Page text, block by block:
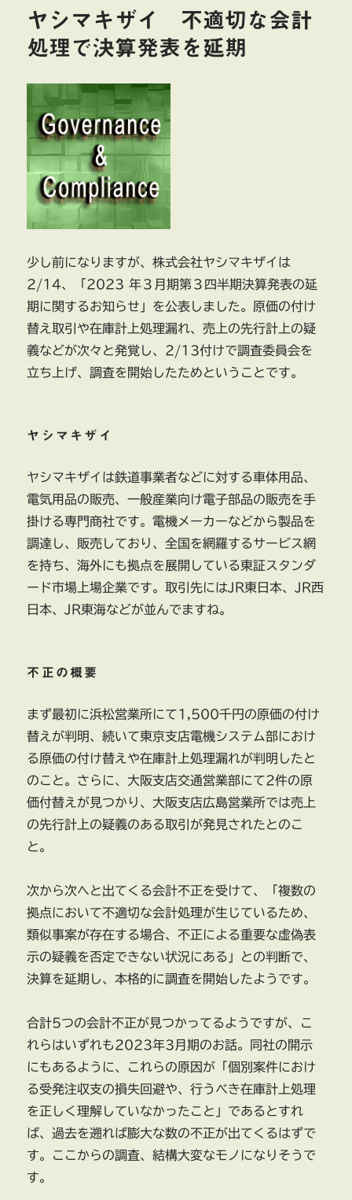
ヤシマキザイ 不適切な会計
処理で決算発表を延期
少し前になりますが、株式会社ヤシマキザイは
2/14、「2023 年３月期第３四半期決算発表の延
期に関するお知らせ」を公表しました。原価の付け
替え取引や在庫計上処理漏れ、売上の先行計上の疑
義などが次々と発覚し、2/13付けで調査委員会を
立ち上げ、調査を開始したためということです。
ヤシマキザイ
ヤシマキザイは鉄道事業者などに対する車体用品、
電気用品の販売、一般産業向け電子部品の販売を手
掛ける専門商社です。電機メーカーなどから製品を
調達し、販売しており、全国を網羅するサービス網
を持ち、海外にも拠点を展開している東証スタンダ
ード市場上場企業です。取引先にはJR東日本、JR西
日本、JR東海などが並んでますね。
不正の概要
まず最初に浜松営業所にて1,500千円の原価の付け
替えが判明、続いて東京支店電機システム部におけ
る原価の付け替えや在庫計上処理漏れが判明したと
のこと。さらに、大阪支店交通営業部にて2件の原
価付替えが見つかり、大阪支店広島営業所では売上
の先行計上の疑義のある取引が発見されたとのこ
と。
次から次へと出てくる会計不正を受けて、「複数の
拠点において不適切な会計処理が生じているため、
類似事案が存在する場合、不正による重要な虚偽表
示の疑義を否定できない状況にある」との判断で、
決算を延期し、本格的に調査を開始したようです。
合計5つの会計不正が見つかってるようですが、こ
れらはいずれも2023年3月期のお話。同社の開示
にもあるように、これらの原因が「個別案件におけ
る受発注収支の損失回避や、行うべき在庫計上処理
を正しく理解していなかったこと」であるとすれ
ば、過去を遡れば膨大な数の不正が出てくるはずで
す。ここからの調査、結構大変なモノになりそうで
す。